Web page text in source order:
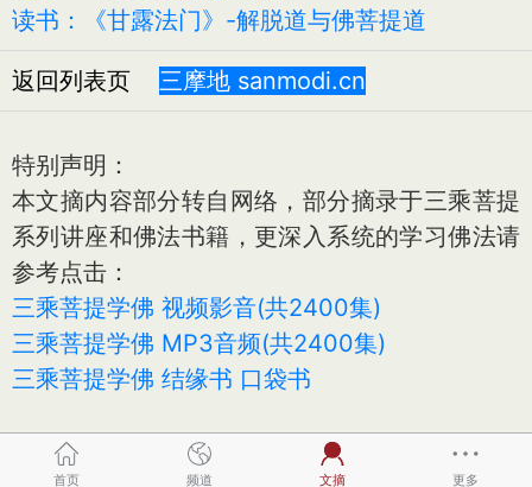
读书：《甘露法门》-解脱道与佛菩提道
返回列表页 三摩地 sanmodi.cn
特别声明：
本文摘内容部分转自网络，部分摘录于三乘菩提
系列讲座和佛法书籍，更深入系统的学习佛法请
参考点击：
三乘菩提学佛 视频影音(共2400集)
三乘菩提学佛 MP3音频(共2400集)
三乘菩提学佛 结缘书 口袋书
首页 频道 文摘 更多